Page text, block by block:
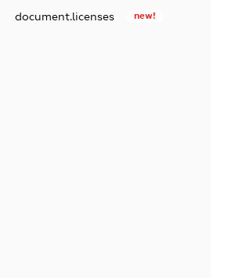
document.licenses new!